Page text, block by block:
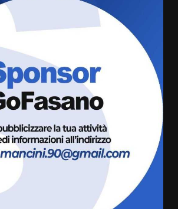
Fasanese ferito a colpi di arma
da fuoco
6 Agosto 2026 18:13
Carta d’identità: continua il piano
di aperture straordinarie del
Comune di Fasano
6 Agosto 2026 14:16
Grazia Neglia, coordinatrice
cittadina di Fratelli d’Italia,
pronta a tornare in Consiglio